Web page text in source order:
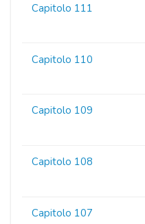
Capitolo 111
Capitolo 110
Capitolo 109
Capitolo 108
Capitolo 107